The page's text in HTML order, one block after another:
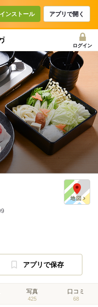
インストール アプリで開く
ログイン
アプリで保存
写真
425
口コミ
68